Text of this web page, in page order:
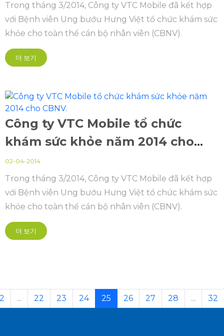
Trong tháng 3/2014, Công ty VTC Mobile đã kết hợp
với Bệnh viên Ung bướu Hưng Việt tổ chức khám sức
khỏe cho toàn thể cán bộ nhân viên (CBNV).
더 보기
Công ty VTC Mobile tổ chức
khám sức khỏe năm 2014 cho
CBNV.
02-04-2014
Trong tháng 3/2014, Công ty VTC Mobile đã kết hợp
với Bệnh viên Ung bướu Hưng Việt tổ chức khám sức
khỏe cho toàn thể cán bộ nhân viên (CBNV).
더 보기
... 22 23 24 25 26 27 28 ... 32